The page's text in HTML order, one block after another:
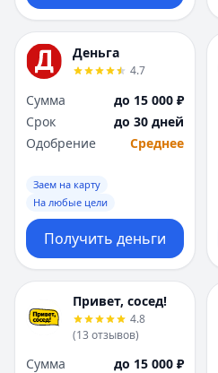
Деньга
4.7
Сумма
до 15 000 ₽
Срок
до 30 дней
Одобрение
Среднее
Заем на карту
На любые цели
Получить деньги
Привет, сосед!
4.8
(13 отзывов)
Сумма
до 15 000 ₽